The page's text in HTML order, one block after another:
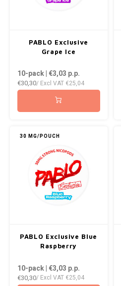
PABLO Exclusive
Grape Ice
10-pack | €3,03 p.p.
€30,30/ Excl VAT €25,04
30 MG/POUCH
PABLO Exclusive Blue
Raspberry
10-pack | €3,03 p.p.
€30,30/ Excl VAT €25,04